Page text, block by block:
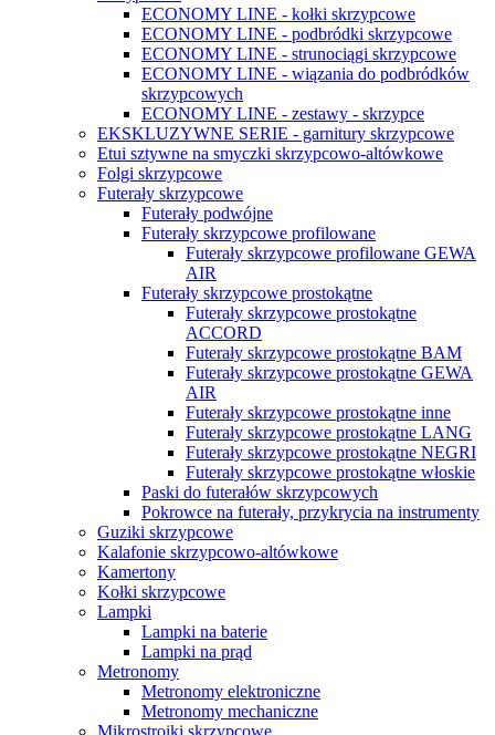
ECONOMY LINE - kołki skrzypcowe
ECONOMY LINE - podbródki skrzypcowe
ECONOMY LINE - strunociągi skrzypcowe
ECONOMY LINE - wiązania do podbródków
skrzypcowych
ECONOMY LINE - zestawy - skrzypce
EKSKLUZYWNE SERIE - garnitury skrzypcowe
Etui sztywne na smyczki skrzypcowo-altówkowe
Folgi skrzypcowe
Futerały skrzypcowe
Futerały podwójne
Futerały skrzypcowe profilowane
Futerały skrzypcowe profilowane GEWA
AIR
Futerały skrzypcowe prostokątne
Futerały skrzypcowe prostokątne
ACCORD
Futerały skrzypcowe prostokątne BAM
Futerały skrzypcowe prostokątne GEWA
AIR
Futerały skrzypcowe prostokątne inne
Futerały skrzypcowe prostokątne LANG
Futerały skrzypcowe prostokątne NEGRI
Futerały skrzypcowe prostokątne włoskie
Paski do futerałów skrzypcowych
Pokrowce na futerały, przykrycia na instrumenty
Guziki skrzypcowe
Kalafonie skrzypcowo-altówkowe
Kamertony
Kołki skrzypcowe
Lampki
Lampki na baterie
Lampki na prąd
Metronomy
Metronomy elektroniczne
Metronomy mechaniczne
Mikrostroiki skrzypcowe